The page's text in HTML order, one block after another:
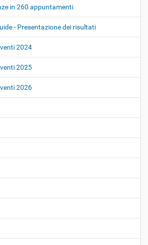
in 260 appuntamenti
- Presentazione dei risultati
2024
2025
2026